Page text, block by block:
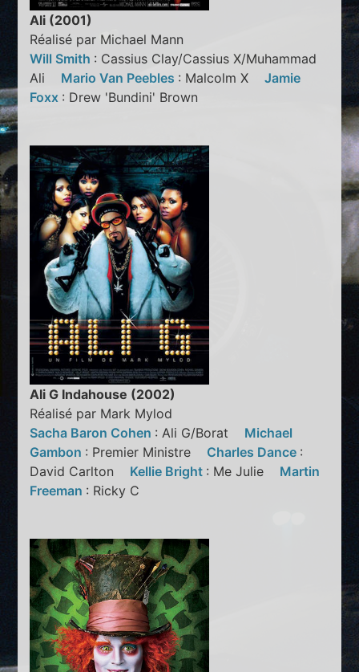
Ali (2001)
Réalisé par Michael Mann
Will Smith : Cassius Clay/Cassius X/Muhammad
Ali Mario Van Peebles : Malcolm XJamie
Foxx : Drew 'Bundini' Brown
Ali G Indahouse (2002)
Réalisé par Mark Mylod
Sacha Baron Cohen : Ali G/Borat Michael
Gambon : Premier Ministre Charles Dance :
David Carlton Kellie Bright : Me Julie Martin
Freeman : Ricky C